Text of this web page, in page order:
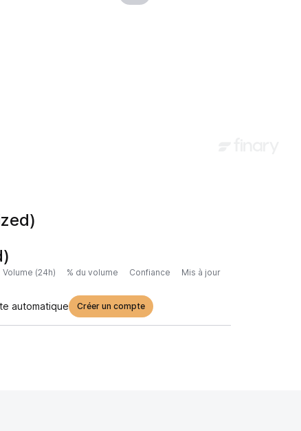
Volume (24h) % du volume Confiance Mis à jour
automatique Créer un compte